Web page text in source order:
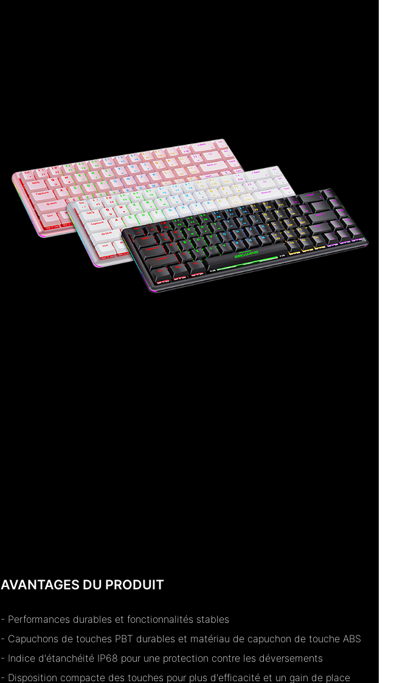
AVANTAGES DU PRODUIT
- Performances durables et fonctionnalités stables
- Capuchons de touches PBT durables et matériau de capuchon de touche ABS
- Indice d'étanchéité IP68 pour une protection contre les déversements
- Disposition compacte des touches pour plus d'efficacité et un gain de place